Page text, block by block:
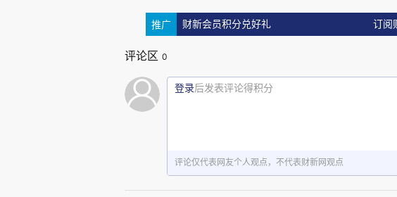
从重点类目的表现来看，火锅调料、复合调味料
双增长。其中，火锅调料占比同比增长0.24%，销售
为突出。相比之下，中式调味酱、酱腌菜则呈现占比
酱油作为占比最高的重点类目，占比同比小幅下
推广 财新会员积分兑好礼 订阅
评论区 0
登录后发表评论得积分
评论仅代表网友个人观点，不代表财新网观点